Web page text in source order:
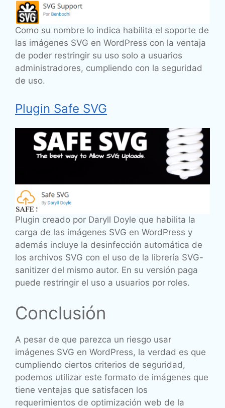
Como su nombre lo indica habilita el soporte de
las imágenes SVG en WordPress con la ventaja
de poder restringir su uso solo a usuarios
administradores, cumpliendo con la seguridad
de uso.
Plugin Safe SVG
Plugin creado por Daryll Doyle que habilita la
carga de las imágenes SVG en WordPress y
además incluye la desinfección automática de
los archivos SVG con el uso de la librería SVG-
sanitizer del mismo autor. En su versión paga
puede restringir el uso a usuarios por roles.
Conclusión
A pesar de que parezca un riesgo usar
imágenes SVG en WordPress, la verdad es que
cumpliendo ciertos criterios de seguridad,
podemos utilizar este formato de imágenes que
tiene ventajas que satisfacen los
requerimientos de optimización web de la